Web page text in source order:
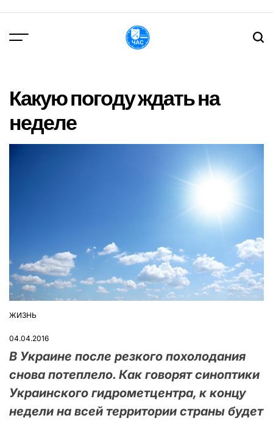
вмісту
Какую погоду ждать на
неделе
ОПУБЛІКУВАТИ
ЖИЗНЬ
04.04.2016
В Украине после резкого похолодания
снова потеплело. Как говорят синоптики
Украинского гидрометцентра, к концу
недели на всей территории страны будет